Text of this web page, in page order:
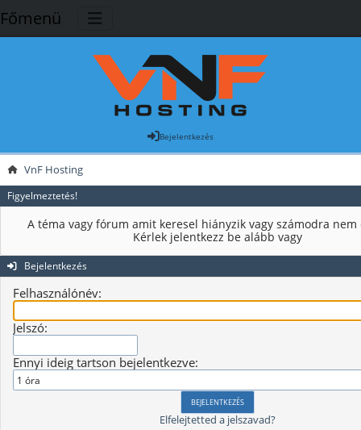
Főmenü
Bejelentkezés
VnF Hosting
Figyelmeztetés!
A téma vagy fórum amit keresel hiányzik vagy számodra
Kérlek jelentkezz be alább vagy
Bejelentkezés
Felhasználónév:
Jelszó:
Ennyi ideig tartson bejelentkezve:
Elfelejtetted a jelszavad?